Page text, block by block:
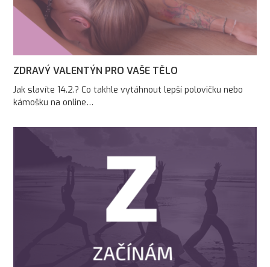
ZDRAVÝ VALENTÝN PRO VAŠE TĚLO
Jak slavíte 14.2.? Co takhle vytáhnout lepší polovičku nebo
kámošku na online…